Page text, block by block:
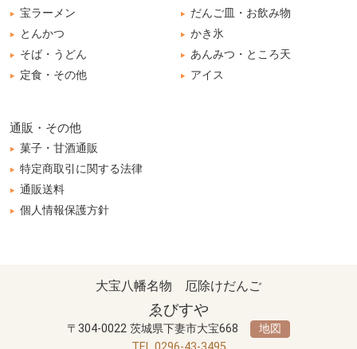
宝ラーメン
とんかつ
そば・うどん
定食・その他
だんご皿・お飲み物
かき氷
あんみつ・ところ天
アイス
通販・その他
菓子・甘酒通販
特定商取引に関する法律
通販送料
個人情報保護方針
大宝八幡名物 厄除けだんご
ゑびすや
〒304-0022 茨城県下妻市大宝668
地図